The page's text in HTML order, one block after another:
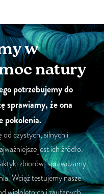
w
natury
potrzebujemy do
sprawiamy, że ona
pokolenia.
od czystych, silnych i
jest ich źródło.
zbiorów, sprawdzamy
Wciąż testujemy nasze